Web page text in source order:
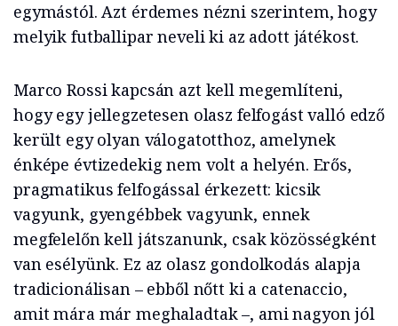
egymástól. Azt érdemes nézni szerintem, hogy
melyik futballipar neveli ki az adott játékost.
Marco Rossi kapcsán azt kell megemlíteni,
hogy egy jellegzetesen olasz felfogást valló edző
került egy olyan válogatotthoz, amelynek
énképe évtizedekig nem volt a helyén. Erős,
pragmatikus felfogással érkezett: kicsik
vagyunk, gyengébbek vagyunk, ennek
megfelelőn kell játszanunk, csak közösségként
van esélyünk. Ez az olasz gondolkodás alapja
tradicionálisan – ebből nőtt ki a catenaccio,
amit mára már meghaladtak –, ami nagyon jól